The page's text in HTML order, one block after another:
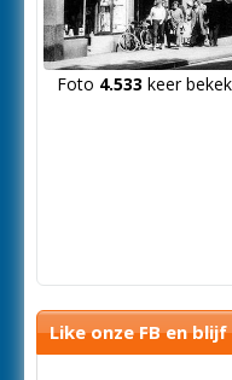
Foto 4.533 keer
Like onze FB en